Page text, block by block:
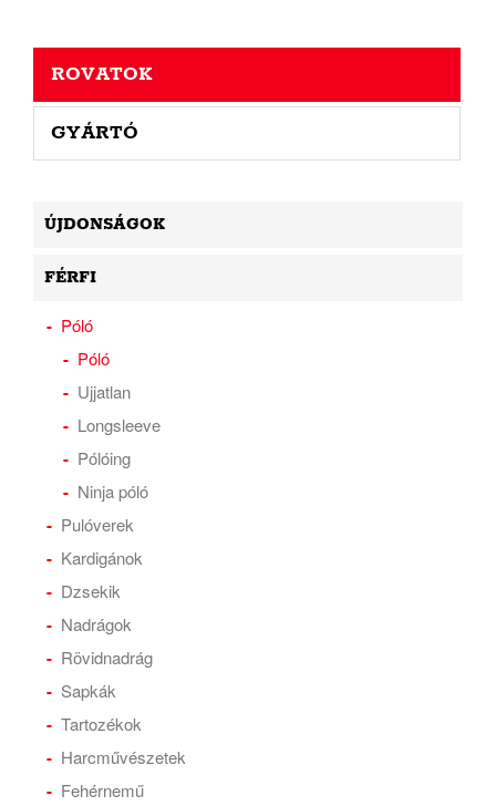
ROVATOK
GYÁRTÓ
ÚJDONSÁGOK
FÉRFI
Póló
Póló
Ujjatlan
Longsleeve
Pólóing
Ninja póló
Pulóverek
Kardigánok
Dzsekik
Nadrágok
Rövidnadrág
Sapkák
Tartozékok
Harcművészetek
Fehérnemű